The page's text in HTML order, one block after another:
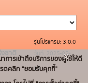
ชาติ
รุ่นโปรแกรม: 3.0.0
วันที่: 2025-05-
19
การเข้าถึงบริการของผู้ใช้ให้ดี
ดคลิก "ยอมรับคุกกี้"
x